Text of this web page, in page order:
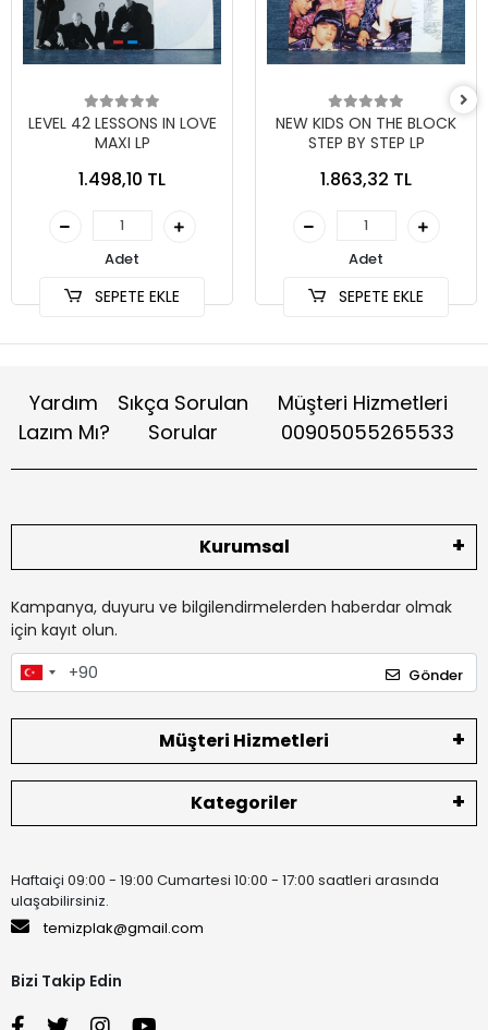
LEVEL 42 LESSONS IN LOVE
MAXI LP
1.498,10 TL
Adet
SEPETE EKLE
NEW KIDS ON THE BLOCK
STEP BY STEP LP
1.863,32 TL
Adet
SEPETE EKLE
Yardım
Lazım Mı?
Sıkça Sorulan
Sorular
Müşteri Hizmetleri
00905055265533
Kurumsal
Kampanya, duyuru ve bilgilendirmelerden haberdar olmak
için kayıt olun.
Gönder
Müşteri Hizmetleri
Kategoriler
Haftaiçi 09:00 - 19:00 Cumartesi 10:00 - 17:00 saatleri arasında
ulaşabilirsiniz.
temizplak@gmail.com
Bizi Takip Edin